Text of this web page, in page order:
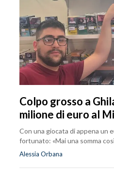
Colpo grosso a
milione di euro al
Con una giocata di appena un
fortunato: «Mai una somma
Alessia Orbana